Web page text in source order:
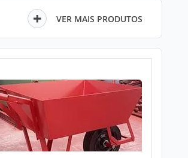
VER MAIS PRODUTOS